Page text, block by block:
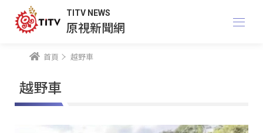
TITV NEWS
原視新聞網
首頁 越野車
越野車